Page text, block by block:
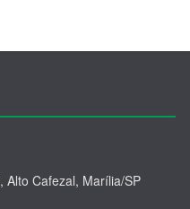
Alto Cafezal, Marília/SP